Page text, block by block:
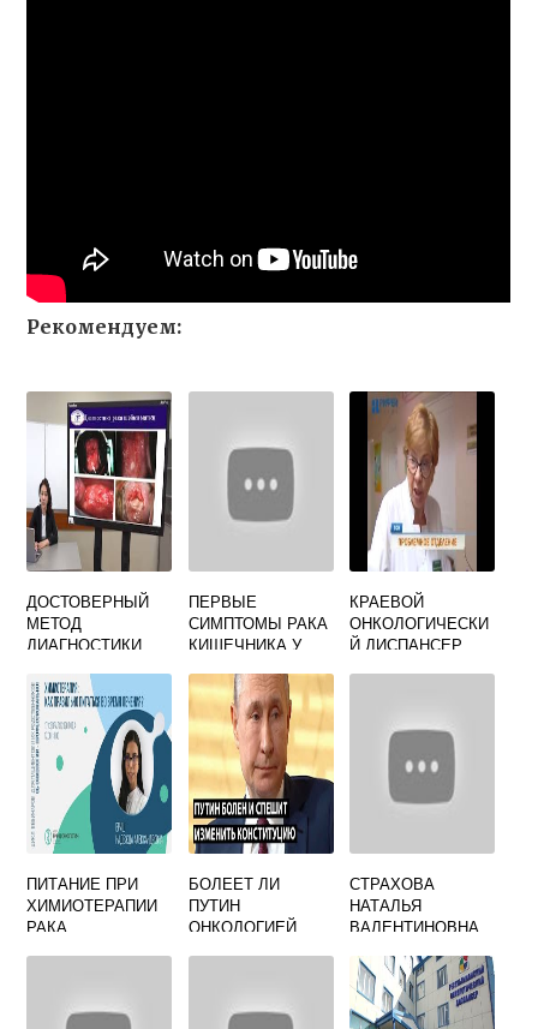
Рекомендуем:
ДОСТОВЕРНЫЙ
МЕТОД
ДИАГНОСТИКИ
МАТКИ
ПЕРВЫЕ
СИМПТОМЫ РАКА
КИШЕЧНИКА У
КРАЕВОЙ
ОНКОЛОГИЧЕСКИ
Й ДИСПАНСЕР
ПИТАНИЕ ПРИ
ХИМИОТЕРАПИИ
РАКА
БОЛЕЕТ ЛИ
ПУТИН
ОНКОЛОГИЕЙ
СТРАХОВА
НАТАЛЬЯ
ВАЛЕНТИНОВНА
ЕКАТЕРИНБУРГ